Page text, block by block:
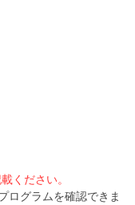
ください。
ログラムを確認できま